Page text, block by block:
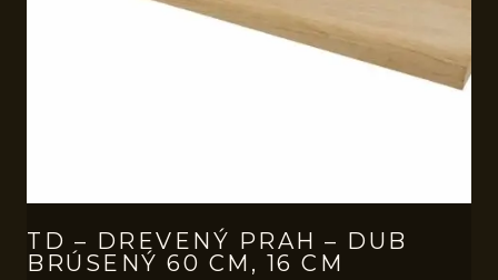
TD – DREVENÝ PRAH – DUB
BRÚSENÝ 60 CM, 16 CM